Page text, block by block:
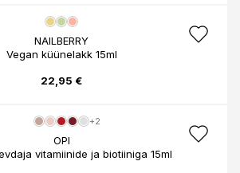
NAILBERRY
Vegan küünelakk 15ml
22,95 €
+2
OPI
vitamiinide ja biotiiniga 15ml